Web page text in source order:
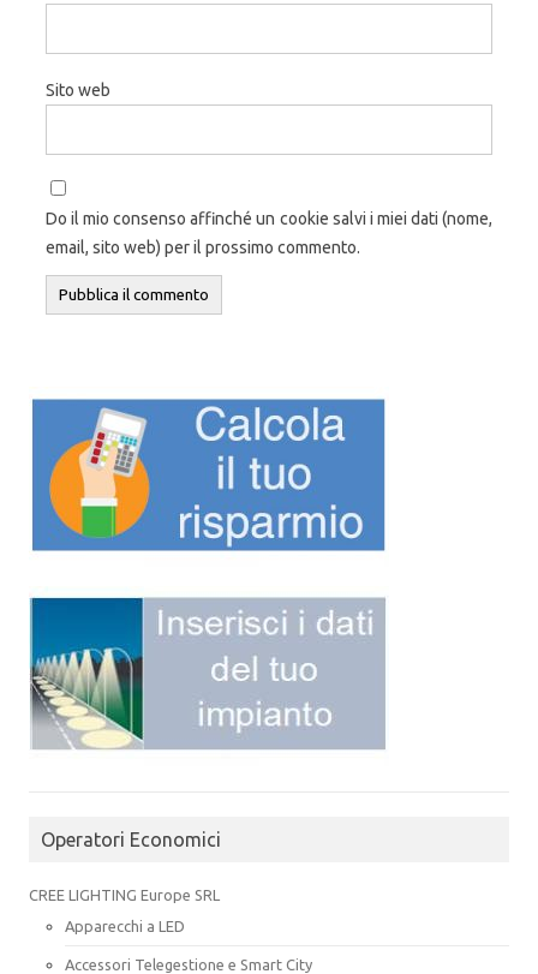
Sito web
Do il mio consenso affinché un cookie salvi i miei dati (nome,
email, sito web) per il prossimo commento.
Operatori Economici
CREE LIGHTING Europe SRL
Apparecchi a LED
Accessori Telegestione e Smart City